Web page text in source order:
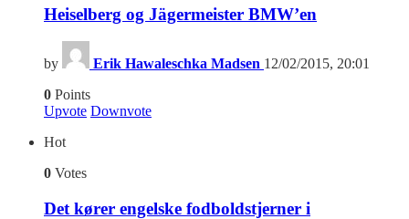
Heiselberg og Jägermeister BMW’en
by Erik Hawaleschka Madsen 12/02/2015, 20:01
0 Points
Upvote Downvote
Hot
0 Votes
Det kører engelske fodboldstjerner i